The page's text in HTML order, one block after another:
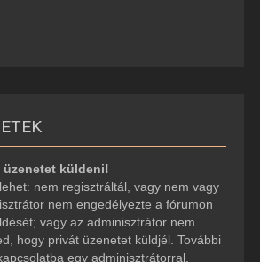
üzenetet küldeni!
nem regisztráltál, vagy nem vagy
nem engedélyezte a fórumon
vagy az adminisztrátor nem
hogy privát üzenetet küldjél. További
egy adminisztrátorral.